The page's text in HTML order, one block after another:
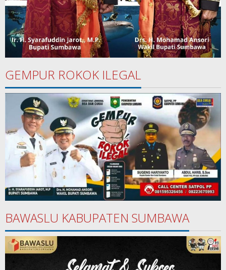
GEMPUR ROKOK ILEGAL
BAWASLU KABUPATEN SUMBAWA